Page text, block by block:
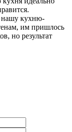
нашу кухню-
им пришлось
но результат